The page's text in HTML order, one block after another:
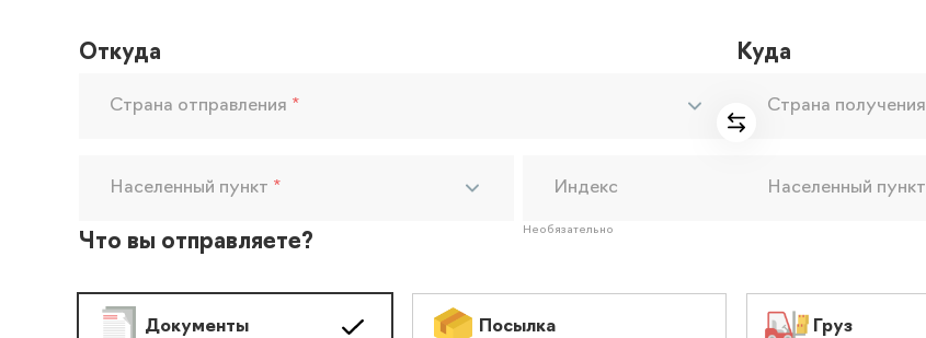
Откуда
Страна отправления *
Населенный пункт * Индекс
Необязательно
Куда
Страна получения
Населенный пункт
Что вы отправляете?
Документы Посылка Груз